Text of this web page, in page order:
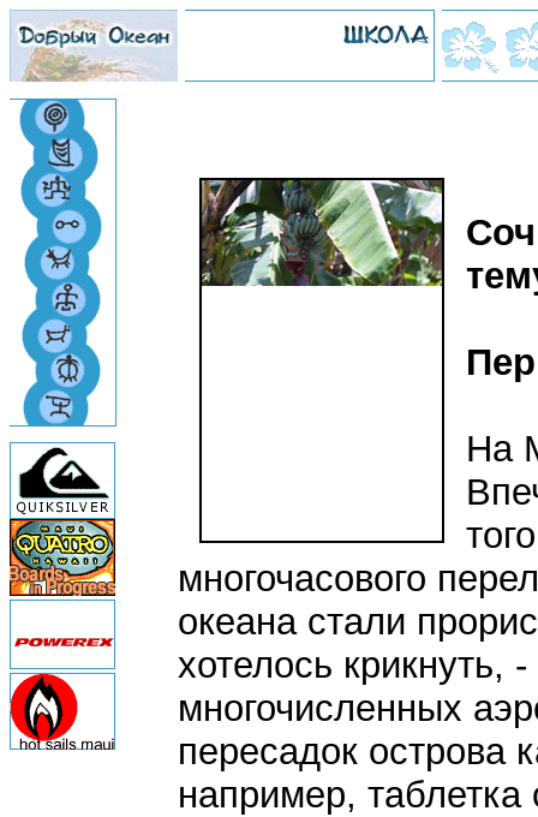
На
многочасового
океана стали
хотелось крикнуть,
многочисленных
пересадок острова
например, таблетка